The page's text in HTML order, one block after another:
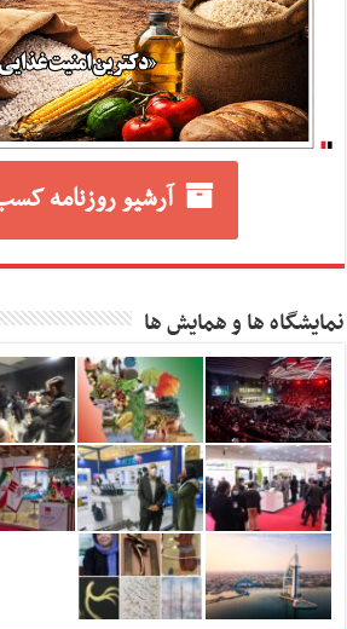
آرشیو روزنامه
نمایشگاه ها و همایش ها